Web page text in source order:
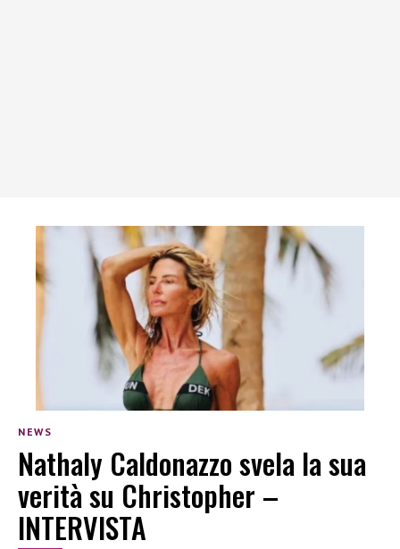
NEWS
Nathaly Caldonazzo svela la sua
verità su Christopher –
INTERVISTA